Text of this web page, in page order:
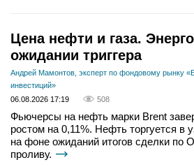
Цена нефти и газа.
ожидании триггера
Андрей Мамонтов, эксперт по фондовому рынку
инвестиций»
06.08.2026 17:19
508
Фьючерсы на нефть марки Brent
ростом на 0,11%. Нефть торгуется в
на фоне ожиданий итогов сделки по
проливу.